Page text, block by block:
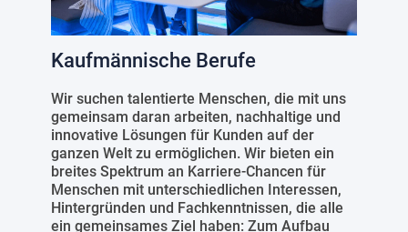
Kaufmännische Berufe
Wir suchen talentierte Menschen, die mit uns
gemeinsam daran arbeiten, nachhaltige und
innovative Lösungen für Kunden auf der
ganzen Welt zu ermöglichen. Wir bieten ein
breites Spektrum an Karriere-Chancen für
Menschen mit unterschiedlichen Interessen,
Hintergründen und Fachkenntnissen, die alle
ein gemeinsames Ziel haben: Zum Aufbau